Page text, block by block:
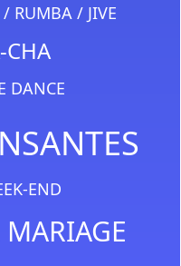
RUMBA / JIVE
CHA
DANCE
END